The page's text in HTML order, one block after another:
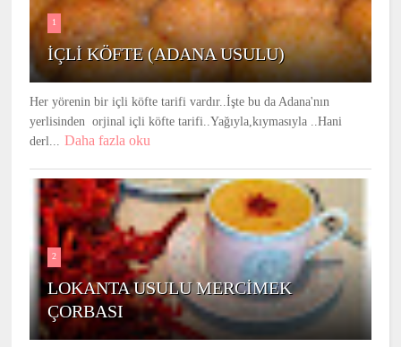
1
İÇLİ KÖFTE (ADANA USULU)
Her yörenin bir içli köfte tarifi vardır..İşte bu da Adana'nın
yerlisinden orjinal içli köfte tarifi..Yağıyla,kıymasıyla ..Hani
derl... Daha fazla oku
2
LOKANTA USULU MERCİMEK
ÇORBASI